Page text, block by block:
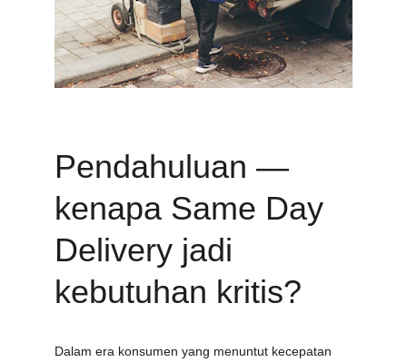
Pendahuluan —
kenapa Same Day
Delivery jadi
kebutuhan kritis?
Dalam era konsumen yang menuntut kecepatan